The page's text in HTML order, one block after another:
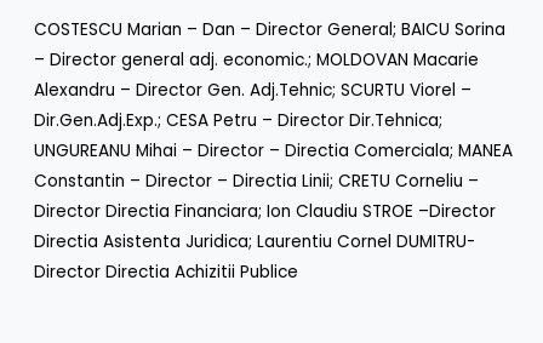
COSTESCU Marian – Dan – Director General; BAICU Sorina
– Director general adj. economic.; MOLDOVAN Macarie
Alexandru – Director Gen. Adj.Tehnic; SCURTU Viorel –
Dir.Gen.Adj.Exp.; CESA Petru – Director Dir.Tehnica;
UNGUREANU Mihai – Director – Directia Comerciala; MANEA
Constantin – Director – Directia Linii; CRETU Corneliu –
Director Directia Financiara; Ion Claudiu STROE –Director
Directia Asistenta Juridica; Laurentiu Cornel DUMITRU-
Director Directia Achizitii Publice